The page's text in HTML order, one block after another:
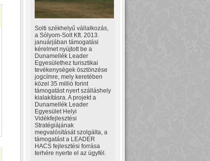
Solti székhelyű vállalkozás,
a Sólyom-Solt Kft. 2013.
januárjában támogatási
kérelmet nyújtott be a
Dunamellék Leader
Egyesülethez turisztikai
tevékenységek ösztönzése
jogcímre, mely keretében
közel 35 millió forint
támogatást nyert szálláshely
kialakításra. A projekt a
Dunamellék Leader
Egyesület Helyi
Vidékfejlesztési
Stratégiájának
megvalósítását szolgálta, a
támogatást a LEADER
HACS fejlesztési forrása
terhére nyerte el az ügyfél.